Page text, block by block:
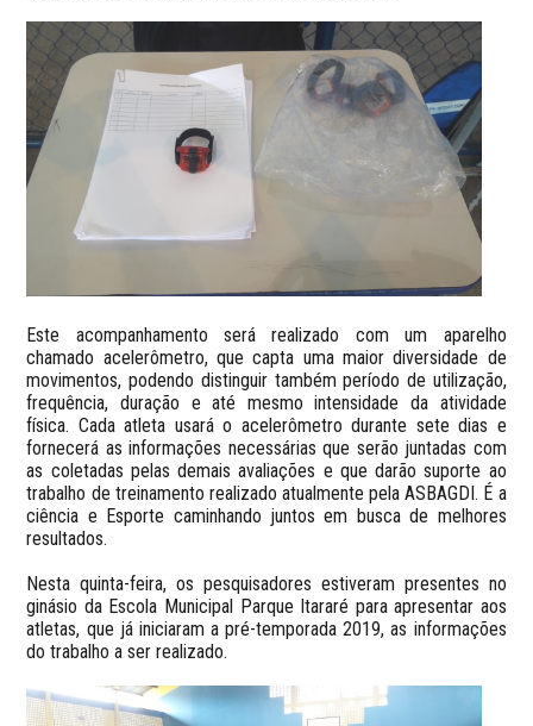
Este acompanhamento será realizado com um aparelho
chamado acelerômetro, que capta uma maior diversidade de
movimentos, podendo distinguir também período de utilização,
frequência, duração e até mesmo intensidade da atividade
física. Cada atleta usará o acelerômetro durante sete dias e
fornecerá as informações necessárias que serão juntadas com
as coletadas pelas demais avaliações e que darão suporte ao
trabalho de treinamento realizado atualmente pela ASBAGDI. É a
ciência e Esporte caminhando juntos em busca de melhores
resultados.
Nesta quinta-feira, os pesquisadores estiveram presentes no
ginásio da Escola Municipal Parque Itararé para apresentar aos
atletas, que já iniciaram a pré-temporada 2019, as informações
do trabalho a ser realizado.